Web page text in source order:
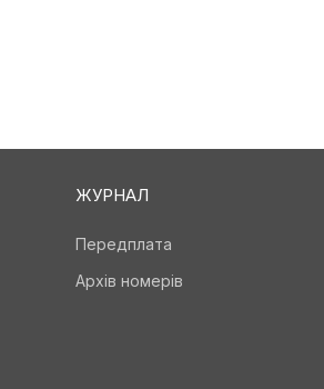
ЖУРНАЛ
Передплата
Архів номерів